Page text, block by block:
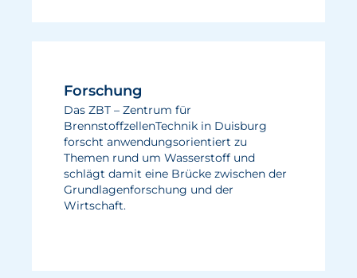
Forschung
Das ZBT – Zentrum für
BrennstoffzellenTechnik in Duisburg
forscht anwendungsorientiert zu
Themen rund um Wasserstoff und
schlägt damit eine Brücke zwischen der
Grundlagenforschung und der
Wirtschaft.